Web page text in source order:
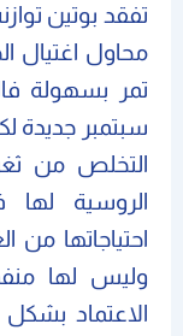
تفقد بوتين
محاول اغتيال
سبتمبر جديدة
التخلص من
احتياجاتها من
وليس لها
الاعتماد بشكل